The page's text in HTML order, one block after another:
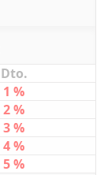
Dto.
1 %
2 %
3 %
4 %
5 %